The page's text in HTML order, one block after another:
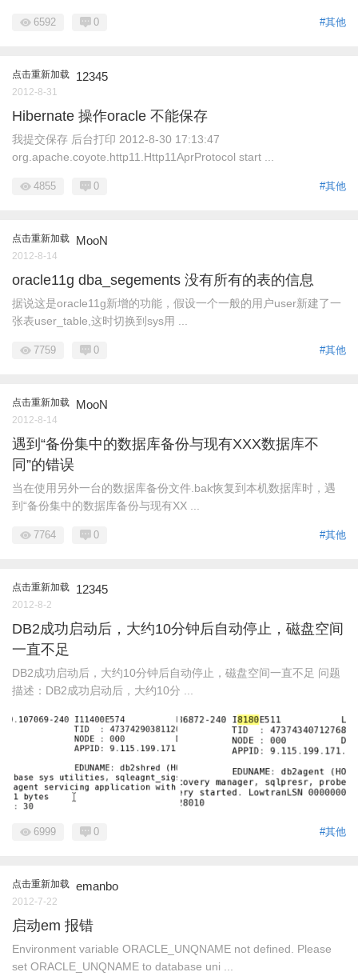
#其他
6592 0
点击重新加载 12345
2012-8-31
Hibernate 操作oracle 不能保存
我提交保存 后台打印 2012-8-30 17:13:47
org.apache.coyote.http11.Http11AprProtocol start ...
#其他
4855 0
点击重新加载 MooN
2012-8-14
oracle11g dba_segements 没有所有的表的信息
据说这是oracle11g新增的功能，假设一个一般的用户user新建了一
张表user_table,这时切换到sys用 ...
#其他
7759 0
点击重新加载 MooN
2012-8-14
遇到“备份集中的数据库备份与现有XXX数据库不
同”的错误
当在使用另外一台的数据库备份文件.bak恢复到本机数据库时，遇
到“备份集中的数据库备份与现有XX ...
#其他
7764 0
点击重新加载 12345
2012-8-2
DB2成功启动后，大约10分钟后自动停止，磁盘空间
一直不足
DB2成功启动后，大约10分钟后自动停止，磁盘空间一直不足 问题
描述：DB2成功启动后，大约10分 ...
#其他
6999 0
点击重新加载 emanbo
2012-7-22
启动em 报错
Environment variable ORACLE_UNQNAME not defined. Please
set ORACLE_UNQNAME to database uni ...